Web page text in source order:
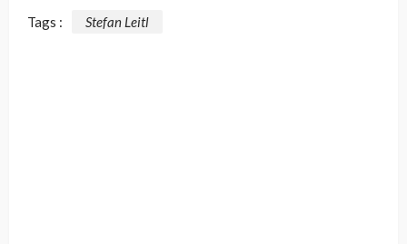
Tags : Stefan Leitl